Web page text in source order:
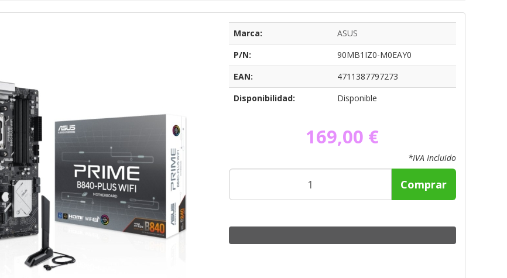
Marca:
ASUS
P/N:
90MB1IZ0-M0EAY0
EAN:
4711387797273
Disponibilidad:
Disponible
169,00 €
*IVA Incluido
Comprar